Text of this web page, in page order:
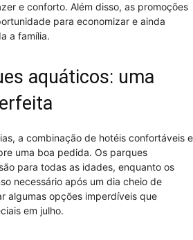
e conforto. Além disso, as promoções
para economizar e ainda
a família.
aquáticos: uma
a combinação de hotéis confortáveis e
uma boa pedida. Os parques
para todas as idades, enquanto os
necessário após um dia cheio de
algumas opções imperdíveis que
em julho.